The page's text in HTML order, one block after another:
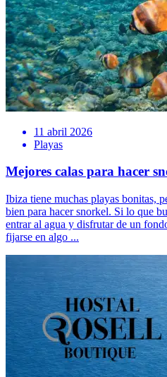
11 abril 2026
Playas
Mejores calas para hacer
Ibiza tiene muchas playas bonitas,
bien para hacer snorkel. Si lo que
entrar al agua y disfrutar de un
fijarse en algo ...